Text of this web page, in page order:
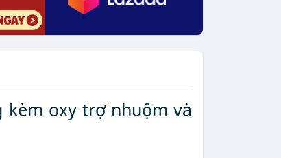
kèm oxy trợ nhuộm và